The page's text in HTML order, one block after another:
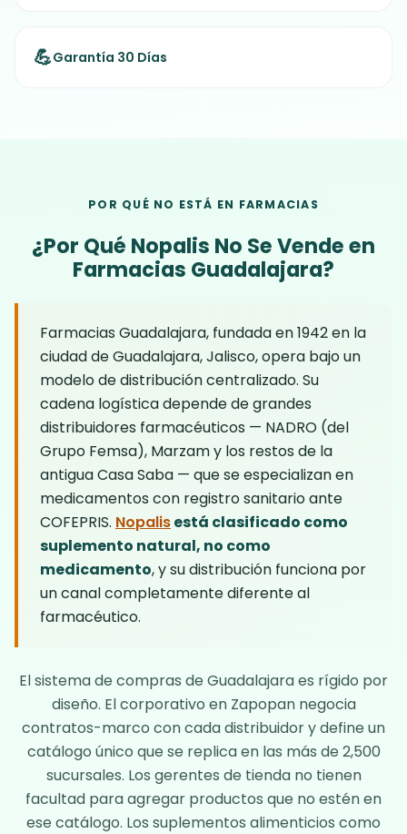
💪Garantía 30 Días
POR QUÉ NO ESTÁ EN FARMACIAS
¿Por Qué Nopalis No Se Vende en
Farmacias Guadalajara?
Farmacias Guadalajara, fundada en 1942 en la
ciudad de Guadalajara, Jalisco, opera bajo un
modelo de distribución centralizado. Su
cadena logística depende de grandes
distribuidores farmacéuticos — NADRO (del
Grupo Femsa), Marzam y los restos de la
antigua Casa Saba — que se especializan en
medicamentos con registro sanitario ante
COFEPRIS. Nopalisestá clasificado como
suplemento natural, no como
medicamento, y su distribución funciona por
un canal completamente diferente al
farmacéutico.
El sistema de compras de Guadalajara es rígido por
diseño. El corporativo en Zapopan negocia
contratos-marco con cada distribuidor y define un
catálogo único que se replica en las más de 2,500
sucursales. Los gerentes de tienda no tienen
facultad para agregar productos que no estén en
ese catálogo. Los suplementos alimenticios como